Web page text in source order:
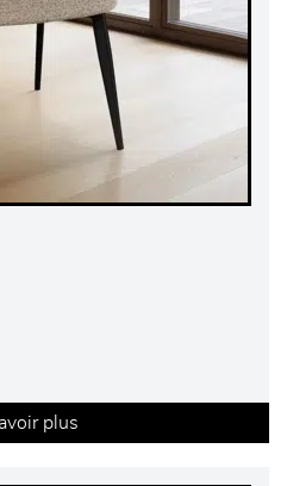
plus